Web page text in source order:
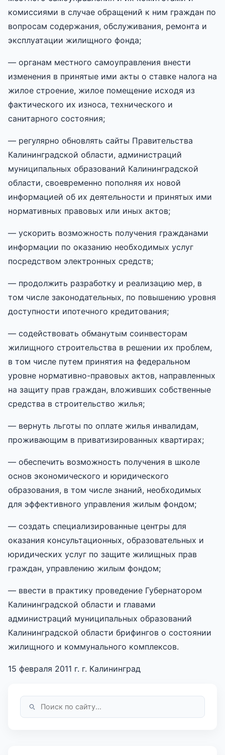
комиссиями в случае обращений к ним граждан по
вопросам содержания, обслуживания, ремонта и
эксплуатации жилищного фонда;
— органам местного самоуправления внести
изменения в принятые ими акты о ставке налога на
жилое строение, жилое помещение исходя из
фактического их износа, технического и
санитарного состояния;
— регулярно обновлять сайты Правительства
Калининградской области, администраций
муниципальных образований Калининградской
области, своевременно пополняя их новой
информацией об их деятельности и принятых ими
нормативных правовых или иных актов;
— ускорить возможность получения гражданами
информации по оказанию необходимых услуг
посредством электронных средств;
— продолжить разработку и реализацию мер, в
том числе законодательных, по повышению уровня
доступности ипотечного кредитования;
— содействовать обманутым соинвесторам
жилищного строительства в решении их проблем,
в том числе путем принятия на федеральном
уровне нормативно-правовых актов, направленных
на защиту прав граждан, вложивших собственные
средства в строительство жилья;
— вернуть льготы по оплате жилья инвалидам,
проживающим в приватизированных квартирах;
— обеспечить возможность получения в школе
основ экономического и юридического
образования, в том числе знаний, необходимых
для эффективного управления жилым фондом;
— создать специализированные центры для
оказания консультационных, образовательных и
юридических услуг по защите жилищных прав
граждан, управлению жилым фондом;
— ввести в практику проведение Губернатором
Калининградской области и главами
администраций муниципальных образований
Калининградской области брифингов о состоянии
жилищного и коммунального комплексов.
15 февраля 2011 г. г. Калининград